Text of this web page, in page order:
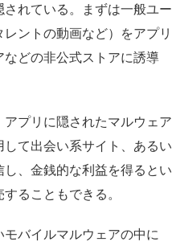
れている。まずは一般ユー
ントの動画など）をアプリ
どの非公式ストアに誘導
プリに隠されたマルウェア
て出会い系サイト、あるい
、金銭的な利益を得るとい
ることもできる。
バイルマルウェアの中に